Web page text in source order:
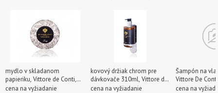
mydlo v skladanom
papieriku, Vittore de Conti,
30g (200ks)
cena na vyžiadanie
kovový držiak chrom pre
dávkovače 310ml, Vittore de
Conti
cena na vyžiadanie
Šampón na
Vittore De
náplň, PS 310
cena na